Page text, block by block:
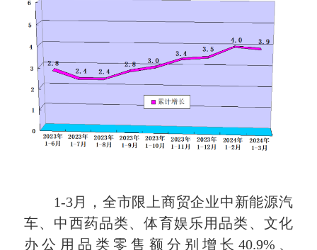
1-3月，全市限上商贸企业中新能源汽
车、中西药品类、体育娱乐用品类、文化
办公用品类零售额分别增长40.9%、